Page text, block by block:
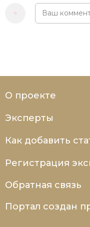
О проекте
Эксперты
Как добавить
Регистрация
Обратная связь
Портал создан